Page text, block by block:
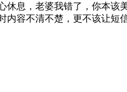
息，老婆我错了，你本
容不清不楚，更不该让